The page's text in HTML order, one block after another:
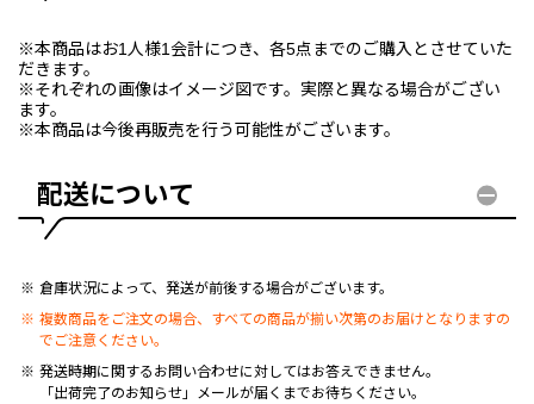
※本商品はお1人様1会計につき、各5点までのご購入とさせていた
だきます。
※それぞれの画像はイメージ図です。実際と異なる場合がござい
ます。
※本商品は今後再販売を行う可能性がございます。
配送について
倉庫状況によって、発送が前後する場合がございます。
複数商品をご注文の場合、すべての商品が揃い次第のお届けとなりますの
でご注意ください。
発送時期に関するお問い合わせに対してはお答えできません。
「出荷完了のお知らせ」メールが届くまでお待ちください。